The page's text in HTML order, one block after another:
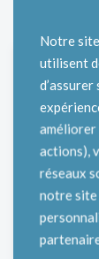
Notre site
utilisent
améliorer
actions),
réseaux
notre site